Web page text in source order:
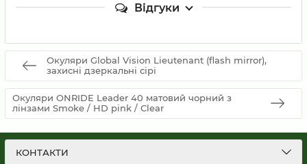
Відгуки
Окуляри Global Vision Lieutenant (flash mirror),
захисні дзеркальні сірі
Окуляри ONRIDE Leader 40 матовий чорний з
лінзами Smoke / HD pink / Clear
КОНТАКТИ